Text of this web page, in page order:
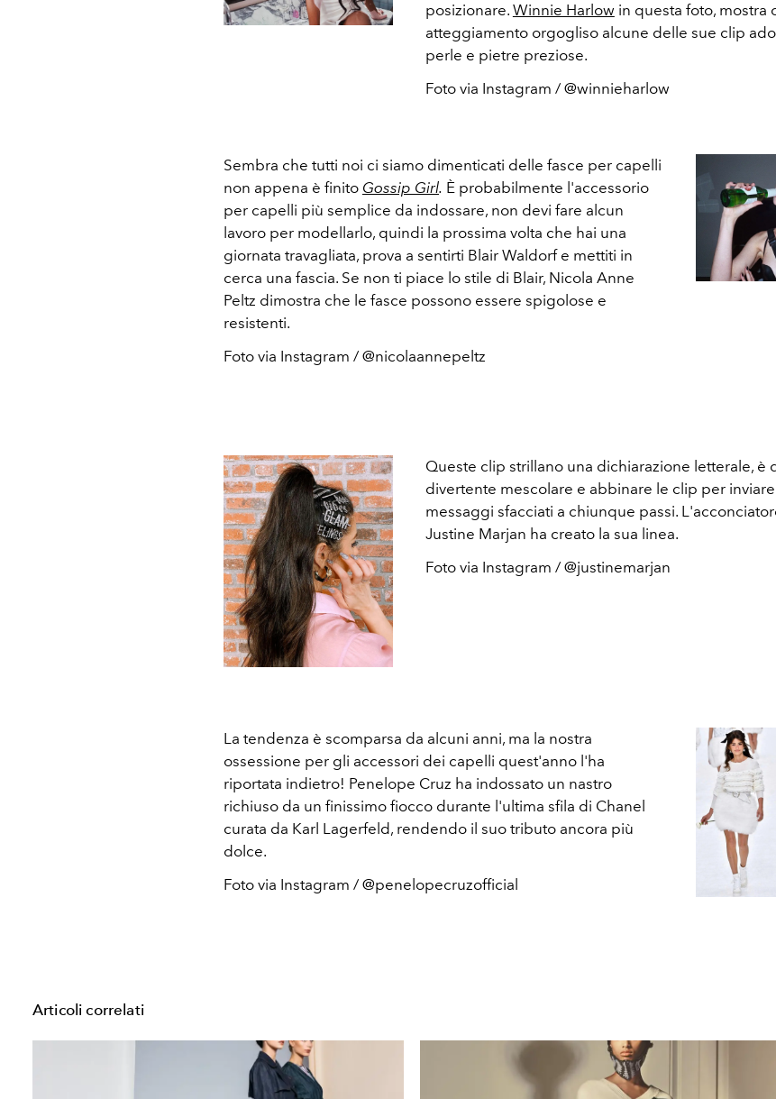
posizionare. Winnie Harlow in questa foto, mostra
atteggiamento orgogliso alcune delle sue clip
perle e pietre preziose.
Foto via Instagram / @winnieharlow
Sembra che tutti noi ci siamo dimenticati delle fasce per capelli
non appena è finito Gossip Girl. È probabilmente l'accessorio
per capelli più semplice da indossare, non devi fare alcun
lavoro per modellarlo, quindi la prossima volta che hai una
giornata travagliata, prova a sentirti Blair Waldorf e mettiti in
cerca una fascia. Se non ti piace lo stile di Blair, Nicola Anne
Peltz dimostra che le fasce possono essere spigolose e
resistenti.
Foto via Instagram / @nicolaannepeltz
Queste clip strillano una dichiarazione letterale, è
divertente mescolare e abbinare le clip per inviare
messaggi sfacciati a chiunque passi.
Justine Marjan ha creato la sua linea.
Foto via Instagram / @justinemarjan
La tendenza è scomparsa da alcuni anni, ma la nostra
ossessione per gli accessori dei capelli quest'anno l'ha
riportata indietro! Penelope Cruz ha indossato un nastro
richiuso da un finissimo fiocco durante l'ultima sfila di Chanel
curata da Karl Lagerfeld, rendendo il suo tributo ancora più
dolce.
Foto via Instagram / @penelopecruzofficial
Articoli correlati